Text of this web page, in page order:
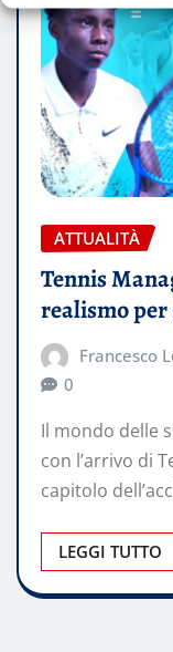
ATTUALITÀ
Tennis
realismo
Francesco
0
Il mondo delle
con l’arrivo di
capitolo
LEGGI TUTTO